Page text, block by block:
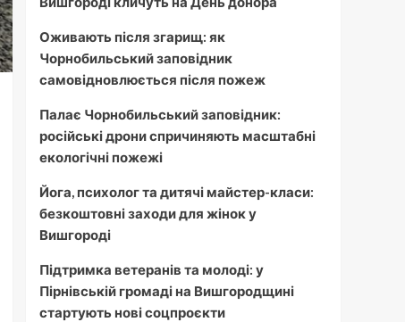
Оживають після згарищ: як
Чорнобильський заповідник
самовідновлюється після пожеж
Палає Чорнобильський заповідник:
російські дрони спричиняють масштабні
екологічні пожежі
Йога, психолог та дитячі майстер-класи:
безкоштовні заходи для жінок у
Вишгороді
Підтримка ветеранів та молоді: у
Пірнівській громаді на Вишгородщині
стартують нові соцпроєкти